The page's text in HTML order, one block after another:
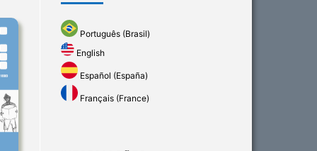
Português (Brasil)
English
Español (España)
Français (France)